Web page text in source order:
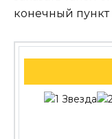
конечный пункт